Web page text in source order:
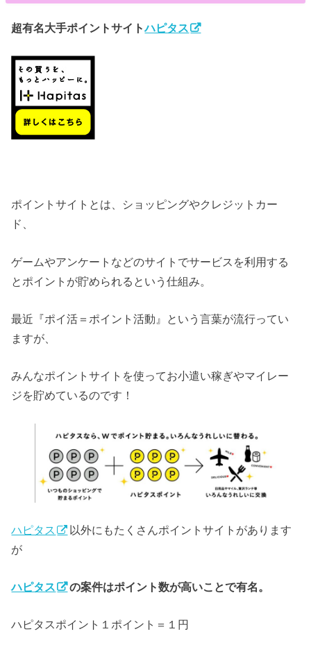
超有名大手ポイントサイトハピタス
ポイントサイトとは、ショッピングやクレジットカー
ド、
ゲームやアンケートなどのサイトでサービスを利用する
とポイントが貯められるという仕組み。
最近『ポイ活＝ポイント活動』という言葉が流行ってい
ますが、
みんなポイントサイトを使ってお小遣い稼ぎやマイレー
ジを貯めているのです！
ハピタス
以外にもたくさんポイントサイトがあります
が
ハピタス の案件はポイント数が高いことで有名。
ハピタスポイント１ポイント＝１円